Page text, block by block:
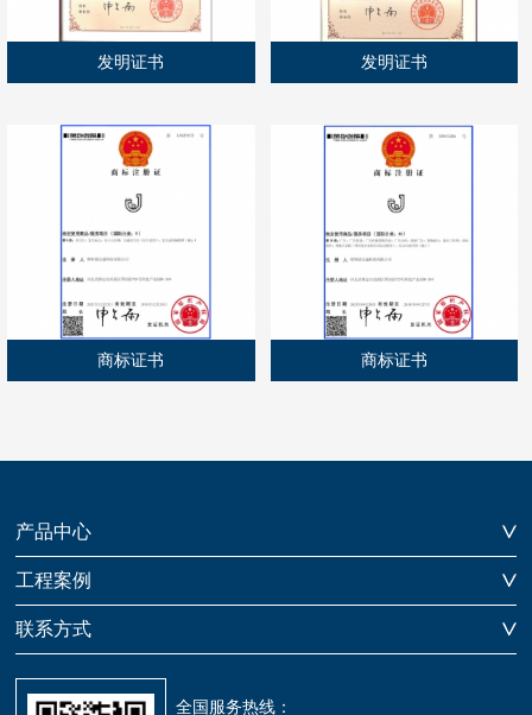
发明证书 发明证书
商标证书 商标证书
产品中心
工程案例
联系方式
全国服务热线：